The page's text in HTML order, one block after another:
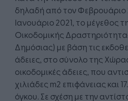
δηλαδή από τον Φεβρουάριο
Ιανουάριο 2021, το μέγεθος
Οικοδομικής
Δημόσιας) με βάση τις
άδειες, στο σύνολο της
οικοδομικές άδειες, που
χιλιάδες m2 επιφάνειας και
όγκου. Σε σχέση με την